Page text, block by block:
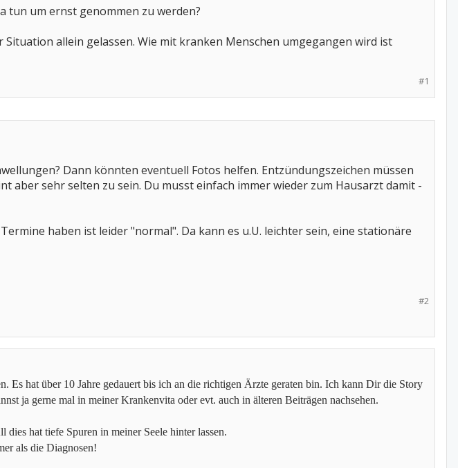
tun um ernst genommen zu werden?
allein gelassen. Wie mit kranken Menschen umgegangen wird ist
#1
Dann könnten eventuell Fotos helfen. Entzündungszeichen müssen
aber sehr selten zu sein. Du musst einfach immer wieder zum Hausarzt damit -
haben ist leider "normal". Da kann es u.U. leichter sein, eine stationäre
#2
Es hat über 10 Jahre gedauert bis ich an die richtigen Ärzte geraten bin. Ich kann Dir die Story
ja gerne mal in meiner Krankenvita oder evt. auch in älteren Beiträgen nachsehen.
hat tiefe Spuren in meiner Seele hinter lassen.
als die Diagnosen!